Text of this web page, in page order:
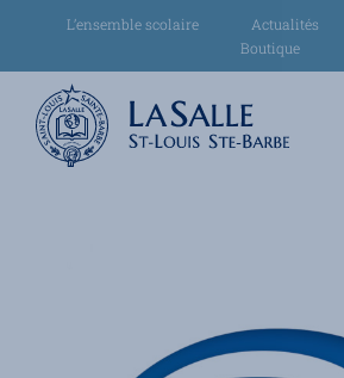
L’ensemble scolaire Actualités
Boutique